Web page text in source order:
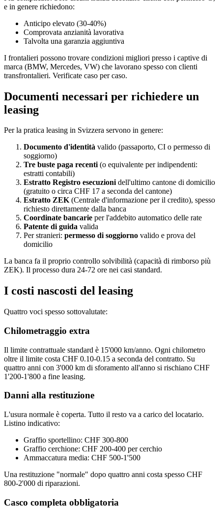
e in genere richiedono:
Anticipo elevato (30-40%)
Comprovata anzianità lavorativa
Talvolta una garanzia aggiuntiva
I frontalieri possono trovare condizioni migliori presso i captive di
marca (BMW, Mercedes, VW) che lavorano spesso con clienti
transfrontalieri. Verificate caso per caso.
Documenti necessari per richiedere un
leasing
Per la pratica leasing in Svizzera servono in genere:
Documento d'identità valido (passaporto, CI o permesso di
soggiorno)
Tre buste paga recenti(o equivalente per indipendenti:
estratti contabili)
Estratto Registro esecuzionidell'ultimo cantone di domicilio
(gratuito o circa CHF 17 a seconda del cantone)
Estratto ZEK(Centrale d'informazione per il credito), spesso
richiesto direttamente dalla banca
Coordinate bancarie per l'addebito automatico delle rate
Patente di guida valida
Per stranieri: permesso di soggiorno valido e prova del
domicilio
La banca fa il proprio controllo solvibilità (capacità di rimborso più
ZEK). Il processo dura 24-72 ore nei casi standard.
I costi nascosti del leasing
Quattro voci spesso sottovalutate:
Chilometraggio extra
Il limite contrattuale standard è 15'000 km/anno. Ogni chilometro
oltre il limite costa CHF 0.10-0.15 a seconda del contratto. Su
quattro anni con 3'000 km di sforamento all'anno si rischiano CHF
1'200-1'800 a fine leasing.
Danni alla restituzione
L'usura normale è coperta. Tutto il resto va a carico del locatario.
Listino indicativo:
Graffio sportellino: CHF 300-800
Graffio cerchione: CHF 200-400 per cerchio
Ammaccatura media: CHF 500-1'500
Una restituzione "normale" dopo quattro anni costa spesso CHF
800-2'000 di riparazioni.
Casco completa obbligatoria